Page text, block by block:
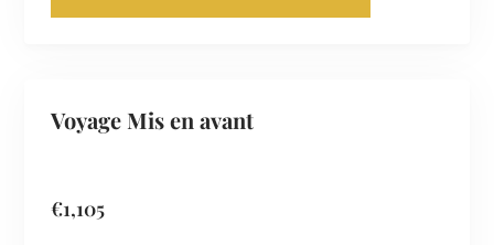
Voyage Mis en avant
€1,105